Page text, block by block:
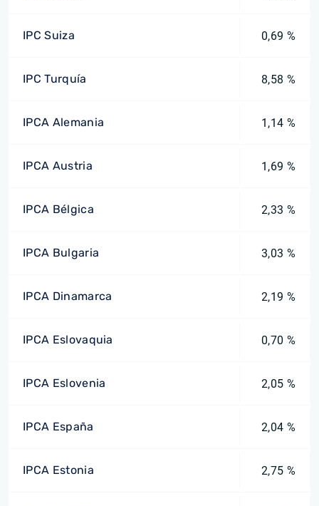
IPC Suiza 0,69 %
IPC Turquía 8,58 %
IPCA Alemania 1,14 %
IPCA Austria 1,69 %
IPCA Bélgica 2,33 %
IPCA Bulgaria 3,03 %
IPCA Dinamarca 2,19 %
IPCA Eslovaquia 0,70 %
IPCA Eslovenia 2,05 %
IPCA España 2,04 %
IPCA Estonia 2,75 %